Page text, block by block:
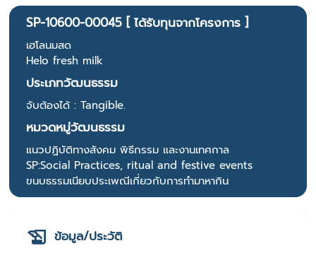
SP-10600-00045 [ ได้รับทุนจากโครงการ ]
เฮโลนมสด
Helo fresh milk
ประเภทวัฒนธรรม
จับต้องได้ : Tangible.
หมวดหมู่วัฒนธรรม
แนวปฏิบัติทางสังคม พิธีกรรม และงานเทศกาล
SP:Social Practices, ritual and festive events
ขนบธรรมเนียบประเพณีเกี่ยวกับการทำมาหากิน
ข้อมูล/ประวัติ